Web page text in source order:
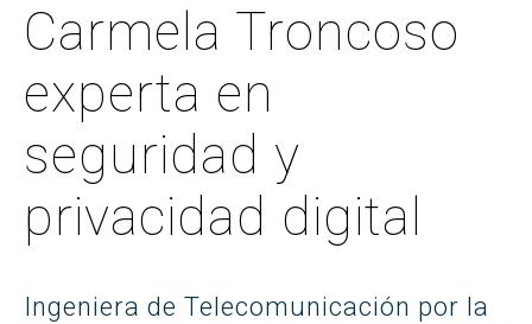
Carmela Troncoso
experta en
seguridad y
privacidad digital
Ingeniera de Telecomunicación por la